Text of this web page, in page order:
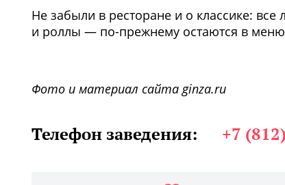
Не забыли в ресторане и о классике:
и роллы — по-прежнему остаются в
Фото и материал сайта ginza.ru
Телефон заведения: +7